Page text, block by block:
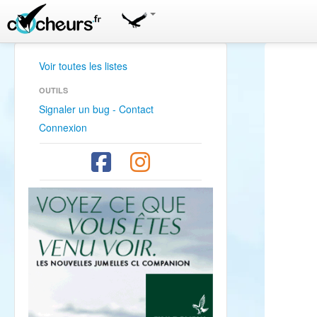
Voir toutes les listes
OUTILS
Signaler un bug - Contact
Connexion